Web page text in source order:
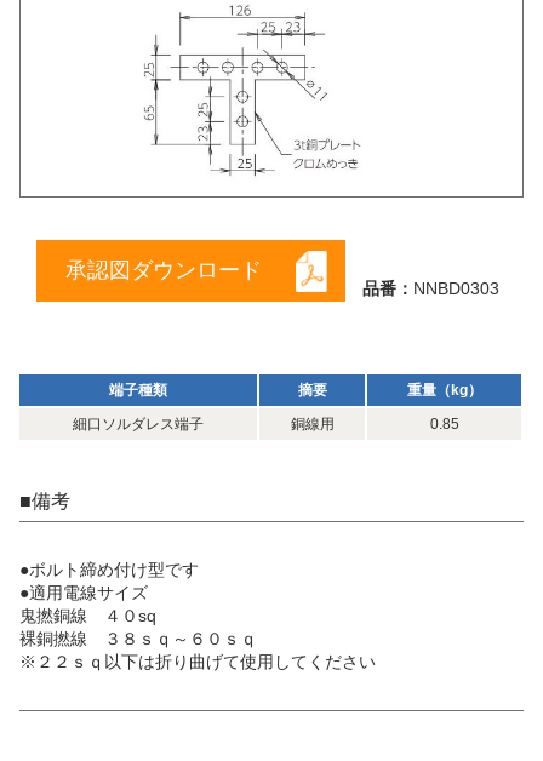
承認図ダウンロード
品番： NNBD0303
端子種類 摘要
重量（kg）
細口ソルダレス端子
銅線用 0.85
■備考
●ボルト締め付け型です
●適用電線サイズ
鬼撚銅線 ４０sq
裸銅撚線 ３８ｓｑ～６０ｓｑ
※２２ｓｑ以下は折り曲げて使用してください